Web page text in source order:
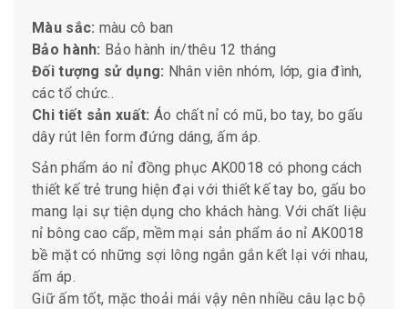
Màu sắc: màu cô ban
Bảo hành: Bảo hành in/thêu 12 tháng
Đối tượng sử dụng: Nhân viên nhóm, lớp, gia đình,
các tổ chức..
Chi tiết sản xuất: Áo chất nỉ có mũ, bo tay, bo gấu
dây rút lên form đứng dáng, ấm áp.
Sản phẩm áo nỉ đồng phục AK0018 có phong cách
thiết kế trẻ trung hiện đại với thiết kế tay bo, gấu bo
mang lại sự tiện dụng cho khách hàng. Với chất liệu
nỉ bông cao cấp, mềm mại sản phẩm áo nỉ AK0018
bề mặt có những sợi lông ngắn gắn kết lại với nhau,
ấm áp.
Giữ ấm tốt, mặc thoải mái vậy nên nhiều câu lạc bộ